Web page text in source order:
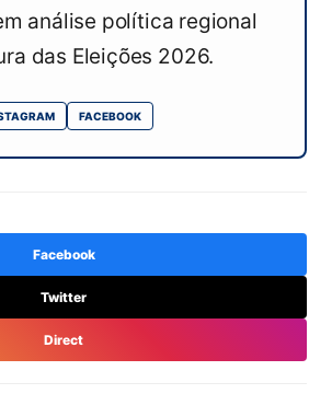
análise política regional
das Eleições 2026.
FACEBOOK
Facebook
Twitter
Direct